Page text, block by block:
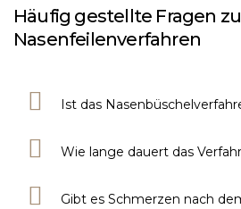
Häufig gestellte Fragen
Nasenfeilenverfahren
Ist das
Wie lange dauert das
Gibt es Schmerzen nach